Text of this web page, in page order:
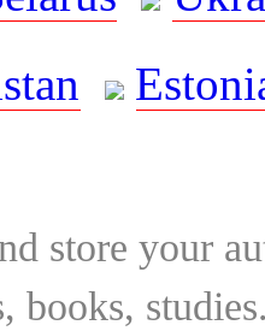
store your
books,